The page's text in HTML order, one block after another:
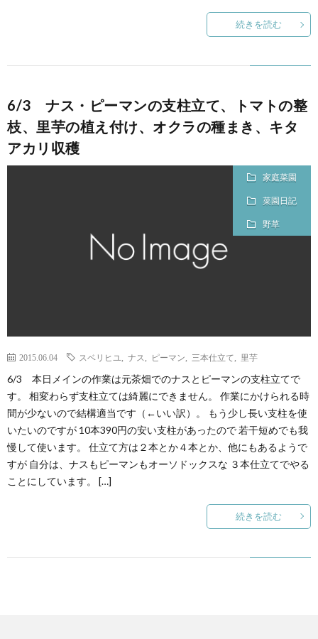
続きを読む
6/3 ナス・ピーマンの支柱立て、トマトの整
枝、里芋の植え付け、オクラの種まき、キタ
アカリ収穫
家庭菜園
菜園日記
野草
2015.06.04 スベリヒユ ナス ピーマン 三本仕立て 里芋
6/3 本日メインの作業は元茶畑でのナスとピーマンの支柱立てで
す。 相変わらず支柱立ては綺麗にできません。 作業にかけられる時
間が少ないので結構適当です（←いい訳）。 もう少し長い支柱を使
いたいのですが 10本390円の安い支柱があったので 若干短めでも我
慢して使います。 仕立て方は２本とか４本とか、他にもあるようで
すが 自分は、ナスもピーマンもオーソドックスな ３本仕立てでやる
ことにしています。 […]
続きを読む